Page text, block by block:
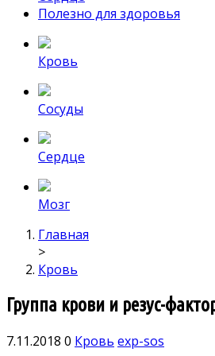
Полезно для здоровья
Кровь
Сосуды
Сердце
Мозг
Главная
>
Кровь
Группа крови и резус-
7.11.2018 0 Кровь exp-sos